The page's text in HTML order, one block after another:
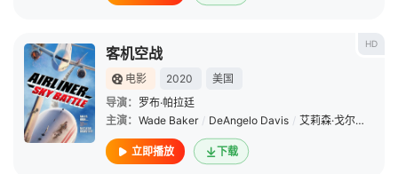
HD
客机空战
电影 2020
美国
导演： 罗布·帕拉廷
主演： Wade Baker / DeAngelo Davis / 艾莉森·戈尔斯克
立即播放 下载